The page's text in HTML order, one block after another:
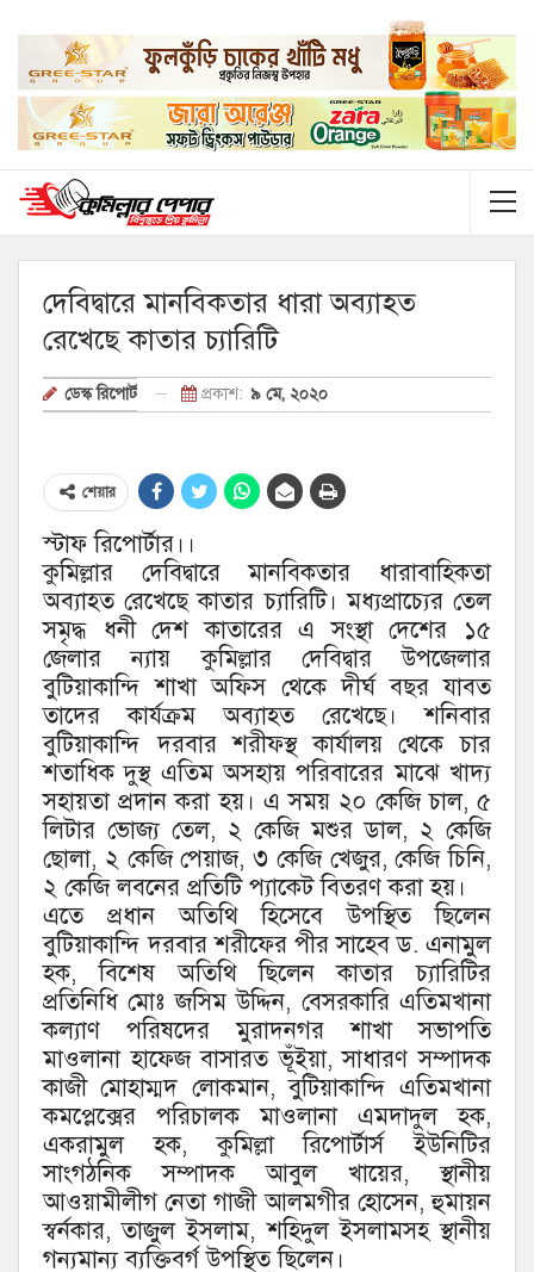
দেবিদ্বারে মানবিকতার ধারা অব্যাহত
রেখেছে কাতার চ্যারিটি
ডেস্ক রিপোর্ট প্রকাশ: ৯ মে, ২০২০
শেয়ার
স্টাফ রিপোর্টার।।
কুমিল্লার দেবিদ্বারে মানবিকতার ধারাবাহিকতা
অব্যাহত রেখেছে কাতার চ্যারিটি। মধ্যপ্রাচ্যের তেল
সমৃদ্ধ ধনী দেশ কাতারের এ সংস্থা দেশের ১৫
জেলার ন্যায় কুমিল্লার দেবিদ্বার উপজেলার
বুটিয়াকান্দি শাখা অফিস থেকে দীর্ঘ বছর যাবত
তাদের কার্যক্রম অব্যাহত রেখেছে। শনিবার
বুটিয়াকান্দি দরবার শরীফস্থ কার্যালয় থেকে চার
শতাধিক দুস্থ এতিম অসহায় পরিবারের মাঝে খাদ্য
সহায়তা প্রদান করা হয়। এ সময় ২০ কেজি চাল, ৫
লিটার ভোজ্য তেল, ২ কেজি মশুর ডাল, ২ কেজি
ছোলা, ২ কেজি পেয়াজ, ৩ কেজি খেজুর, কেজি চিনি,
২ কেজি লবনের প্রতিটি প্যাকেট বিতরণ করা হয়।
এতে প্রধান অতিথি হিসেবে উপস্থিত ছিলেন
বুটিয়াকান্দি দরবার শরীফের পীর সাহেব ড. এনামুল
হক, বিশেষ অতিথি ছিলেন কাতার চ্যারিটির
প্রতিনিধি মোঃ জসিম উদ্দিন, বেসরকারি এতিমখানা
কল্যাণ পরিষদের মুরাদনগর শাখা সভাপতি
মাওলানা হাফেজ বাসারত ভূঁইয়া, সাধারণ সম্পাদক
কাজী মোহাম্মদ লোকমান, বুটিয়াকান্দি এতিমখানা
কমপ্লেক্সের পরিচালক মাওলানা এমদাদুল হক,
একরামুল হক, কুমিল্লা রিপোর্টার্স ইউনিটির
সাংগঠনিক সম্পাদক আবুল খায়ের, স্থানীয়
আওয়ামীলীগ নেতা গাজী আলমগীর হোসেন, হুমায়ন
স্বর্নকার, তাজুল ইসলাম, শহিদুল ইসলামসহ স্থানীয়
গন্যমান্য ব্যক্তিবর্গ উপস্থিত ছিলেন।